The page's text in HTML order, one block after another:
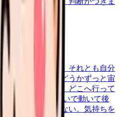
か…
2026/6/26
境のせいなのか、それとも自分
、転職すべきかどうかずっと宙
なる気もするし、どこへ行って
ありません。 勢いで動いて後
ま留まる根拠もない。気持ちを